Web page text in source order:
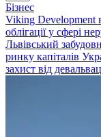
Бізнес
Viking Development
облігації у сфері
Львівський
ринку капіталів
захист від